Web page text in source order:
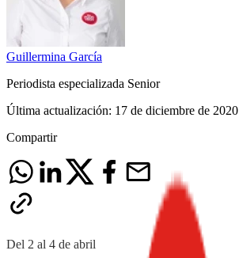
Guillermina García
Periodista especializada Senior
Última actualización: 17 de diciembre de 2020
Compartir
Del 2 al 4 de abril